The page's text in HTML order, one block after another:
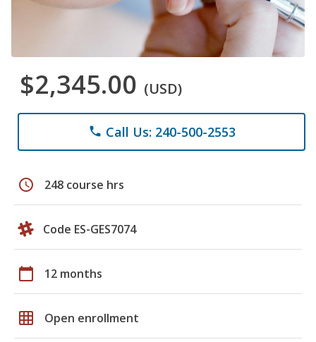
$2,345.00 (USD)
phone Call Us: 240-500-2553
schedule 248 course hrs
Code ES-GES7074
calendar_today 12 months
grid_on Open enrollment